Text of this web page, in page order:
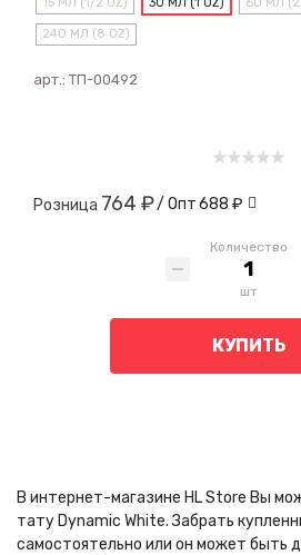
240 МЛ (8 OZ)
арт.: ТП-00492
Розница 764 ₽/ Опт688 ₽
Количество
шт
КУПИТЬ
В интернет-магазине HL Store Вы
тату Dynamic White. Забрать
самостоятельно или он может быть